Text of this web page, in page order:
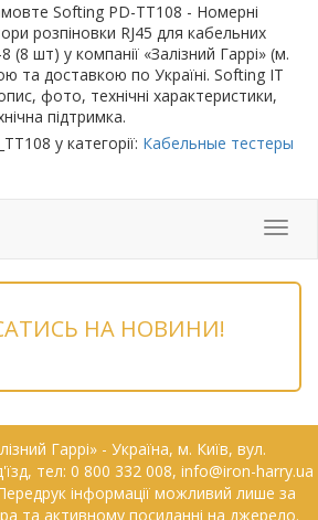
Softing PD-TT108 - Номерні
розпіновки RJ45 для кабельних
шт) у компанії «Залізний Гаррі» (м.
та доставкою по Україні. Softing IT
фото, технічні характеристики,
підтримка.
у категорії: Кабельные тестеры
Меню
НА НОВИНИ!
Гаррі» - Українa, м. Київ, вул.
тел: 0 800 332 008, info@iron-harry.ua
інформації можливий лише за
та активному посиланні на джерело.